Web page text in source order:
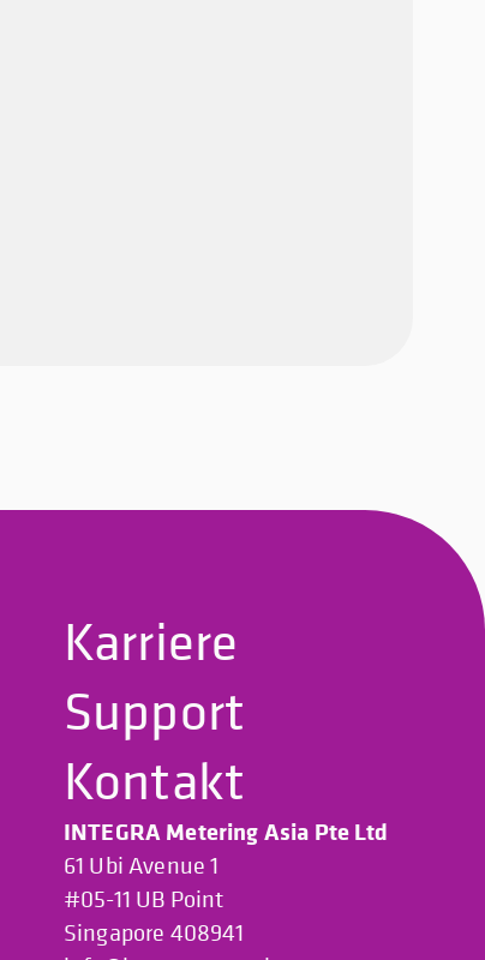
Karriere
Support
Kontakt
INTEGRA Metering Asia Pte Ltd
61 Ubi Avenue 1
#05-11 UB Point
Singapore 408941